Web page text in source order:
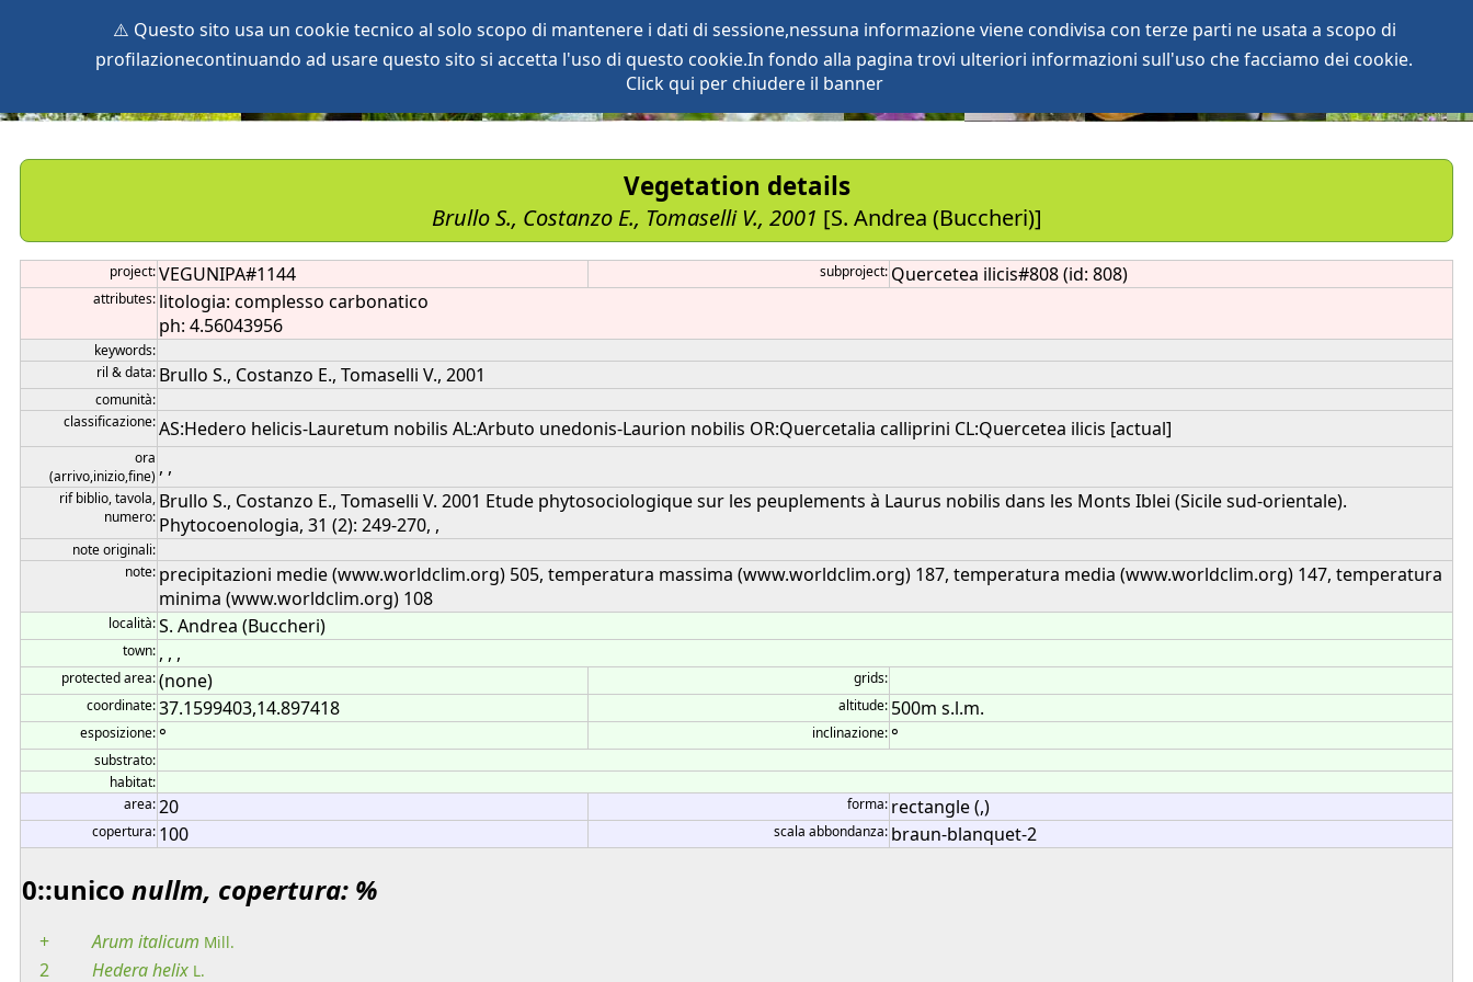
⚠️ Questo sito usa un cookie tecnico al solo scopo di mantenere i dati di sessione,nessuna informazione viene condivisa con terze parti ne usata a scopo di
profilazionecontinuando ad usare questo sito si accetta l'uso di questo cookie.In fondo alla pagina trovi ulteriori informazioni sull'uso che facciamo dei cookie.
Click qui per chiudere il banner
login
anArchive
Vegetation details
Brullo S., Costanzo E., Tomaselli V., 2001 [S. Andrea (Buccheri)]
project:VEGUNIPA#1144 subproject: Quercetea ilicis#808 (id: 808)
attributes: litologia: complesso carbonatico
ph: 4.56043956
keywords:
ril & data: Brullo S., Costanzo E., Tomaselli V., 2001
comunità:
classificazione:AS:Hedero helicis-Lauretum nobilis AL:Arbuto unedonis-Laurion nobilis OR:Quercetalia calliprini CL:Quercetea ilicis [actual]
ora
(arrivo,inizio,fine) , ,
rif biblio, tavola,
numero:
Brullo S., Costanzo E., Tomaselli V. 2001 Etude phytosociologique sur les peuplements à Laurus nobilis dans les Monts Iblei (Sicile sud-orientale).
Phytocoenologia, 31 (2): 249-270, ,
note originali:
note: precipitazioni medie (www.worldclim.org) 505, temperatura massima (www.worldclim.org) 187, temperatura media (www.worldclim.org) 147, temperatura
minima (www.worldclim.org) 108
località:S. Andrea (Buccheri)
town: , , ,
protected area:(none)
grids:
coordinate:37.1599403,14.897418 altitude: 500m s.l.m.
esposizione: ° inclinazione: °
substrato:
habitat:
area:20 forma: rectangle (,)
copertura: 100 scala abbondanza: braun-blanquet-2
0::unico nullm, copertura: %
+ Arum italicum Mill.
2 Hederahelix L.